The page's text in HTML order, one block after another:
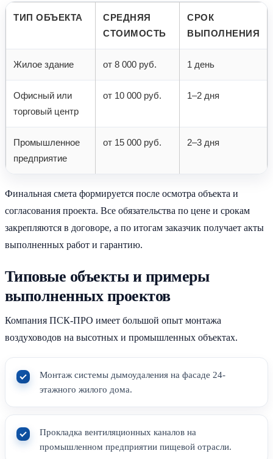
ТИП ОБЪЕКТА
СРЕДНЯЯ
СТОИМОСТЬ
СРОК
ВЫПОЛНЕНИЯ
Жилое здание от 8 000 руб. 1 день
Офисный или
торговый центр
от 10 000 руб. 1–2 дня
Промышленное
предприятие
от 15 000 руб. 2–3 дня
Финальная смета формируется после осмотра объекта и
согласования проекта. Все обязательства по цене и срокам
закрепляются в договоре, а по итогам заказчик получает акты
выполненных работ и гарантию.
Типовые объекты и примеры
выполненных проектов
Компания ПСК-ПРО имеет большой опыт монтажа
воздуховодов на высотных и промышленных объектах.
Монтаж системы дымоудаления на фасаде 24-
этажного жилого дома.
Прокладка вентиляционных каналов на
промышленном предприятии пищевой отрасли.